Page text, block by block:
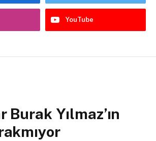
YouTube
Yılmaz’ın